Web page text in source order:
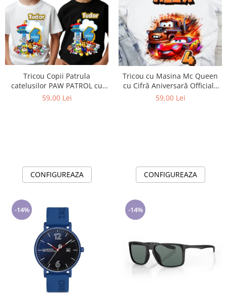
Tricou Copii Patrula
catelusilor PAW PATROL cu
Cifră Aniversară | Cadou
59,00 Lei
CONFIGUREAZA
Tricou cu Masina Mc Queen
cu Cifră Aniversară Official|
Cadou Personalizat e-CADOU
59,00 Lei
CONFIGUREAZA
-14% -14%